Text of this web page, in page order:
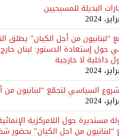
البديلة للمسيحيين
“لبنانيون من أجل الكيان” يطلق
حول إستعادة الدستور: لبنان
داخلية لا خارجية
السياسي لتجمّع “لبنانيون من
مستديرة حول اللامركزية
“لبنانيون من اجل الكيان” بحضور